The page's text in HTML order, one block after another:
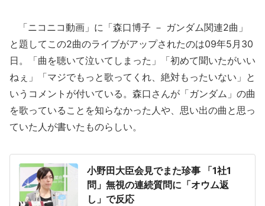
「ニコニコ動画」に「森口博子 － ガンダム関連2曲」
と題してこの2曲のライブがアップされたのは09年5月30
日。「曲を聴いて泣いてしまった」「初めて聞いたがいい
ねぇ」「マジでもっと歌ってくれ、絶対もったいない」と
いうコメントが付いている。森口さんが「ガンダム」の曲
を歌っていることを知らなかった人や、思い出の曲と思っ
ていた人が書いたものらしい。
小野田大臣会見でまた珍事 「1社1
問」無視の連続質問に「オウム返
し」で反応